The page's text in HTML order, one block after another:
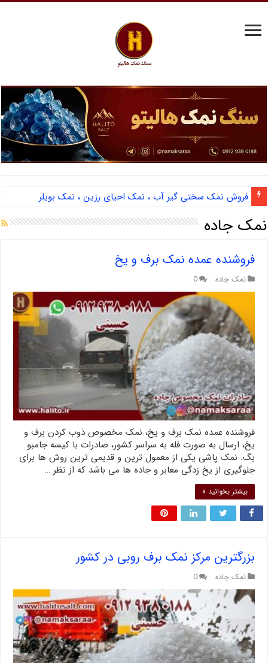
فروش نمک سختی گیر آب ، نمک احیای رزین ، نمک بویلر
نمک جاده
فروشنده عمده نمک برف و یخ
نمک جاده 0
فروشنده عمده نمک برف و یخ، نمک مخصوص ذوب کردن برف و
یخ، ارسال به صورت فله به سراسر کشور، صادرات با کیسه جامبو
بگ. نمک پاشی یکی از معمول ترین و قدیمی ترین روش ها برای
جلوگیری از یخ زدگی معابر و جاده ها می باشد که از نظر …
بیشتر بخوانید »
بزرگترین مرکز نمک برف روبی در کشور
نمک جاده 0